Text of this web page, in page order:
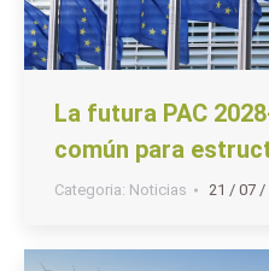
La futura PAC
común para
Categoria: Noticias 21 / 07 /